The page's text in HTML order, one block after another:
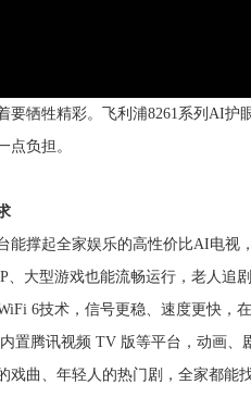
牺牲精彩。飞利浦8261系列AI护
点负担。
撑起全家娱乐的高性价比AI电视
、大型游戏也能流畅运行，老人追
6技术，信号更稳、速度更快，
置腾讯视频 TV 版等平台，动画、
戏曲、年轻人的热门剧，全家都能